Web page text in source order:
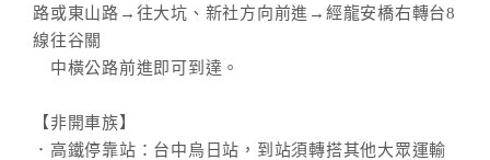
路或東山路→往大坑、新社方向前進→經龍安橋右轉台8
線往谷關
中橫公路前進即可到達。
【非開車族】
．高鐵停靠站：台中烏日站，到站須轉搭其他大眾運輸